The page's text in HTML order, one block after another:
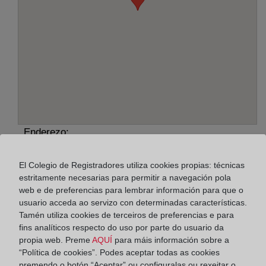
Enderezo:
Horario:
De lunes a viernes de 09:00 a 17:00 horas
Agosto: De lunes a viernes de 09:00 a 14:00 horas
Los días 24 y 31 de diciembre de 09:00 a 14:00
horas
El Colegio de Registradores utiliza cookies propias: técnicas
estritamente necesarias para permitir a navegación pola
web e de preferencias para lembrar información para que o
usuario acceda ao servizo con determinadas características.
Tamén utiliza cookies de terceiros de preferencias e para
fins analíticos respecto do uso por parte do usuario da
propia web. Preme AQUÍ para máis información sobre a
“Política de cookies”. Podes aceptar todas as cookies